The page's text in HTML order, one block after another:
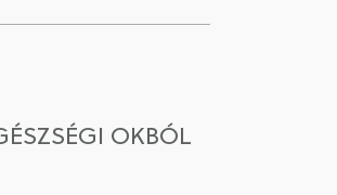
OKBÓL